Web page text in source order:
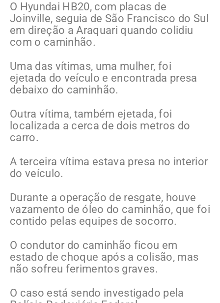
O Hyundai HB20, com placas de
Joinville, seguia de São Francisco do Sul
em direção a Araquari quando colidiu
com o caminhão.
Uma das vítimas, uma mulher, foi
ejetada do veículo e encontrada presa
debaixo do caminhão.
Outra vítima, também ejetada, foi
localizada a cerca de dois metros do
carro.
A terceira vítima estava presa no interior
do veículo.
Durante a operação de resgate, houve
vazamento de óleo do caminhão, que foi
contido pelas equipes de socorro.
O condutor do caminhão ficou em
estado de choque após a colisão, mas
não sofreu ferimentos graves.
O caso está sendo investigado pela